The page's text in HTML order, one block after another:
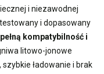
i niezawodnej
i dopasowany
pełną kompatybilność i
litowo-jonowe
, szybkie ładowanie i brak